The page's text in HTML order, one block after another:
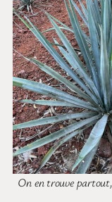
On en trouve